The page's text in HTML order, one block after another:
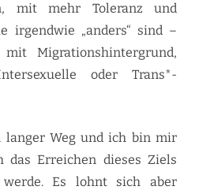
mit mehr Toleranz und
irgendwie „anders“ sind –
Migrationshintergrund,
oder Trans*-
langer Weg und ich bin mir
das Erreichen dieses Ziels
Es lohnt sich aber